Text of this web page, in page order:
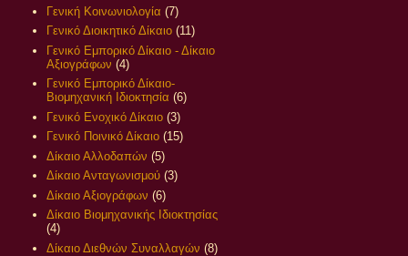
Γενική Κοινωνιολογία (7)
Γενικό Διοικητικό Δίκαιο (11)
Γενικό Εμπορικό Δίκαιο - Δίκαιο
Αξιογράφων (4)
Γενικό Εμπορικό Δίκαιο-
Βιομηχανική Ιδιοκτησία (6)
Γενικό Ενοχικό Δίκαιο (3)
Γενικό Ποινικό Δίκαιο (15)
Δίκαιο Αλλοδαπών (5)
Δίκαιο Ανταγωνισμού (3)
Δίκαιο Αξιογράφων (6)
Δίκαιο Βιομηχανικής Ιδιοκτησίας
(4)
Δίκαιο Διεθνών Συναλλαγών (8)